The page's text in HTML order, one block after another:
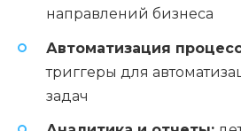
направлений бизнеса
Автоматизация
триггеры для
задач